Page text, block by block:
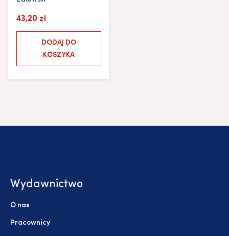
43,20 zł
DODAJ DO
KOSZYKA
Wydawnictwo
O nas
Pracownicy